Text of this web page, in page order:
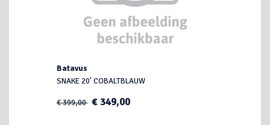
Batavus
SNAKE 20' COBALTBLAUW
€ 399,00 € 349,00